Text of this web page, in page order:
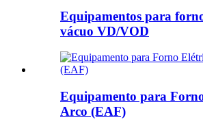
Equipamentos para
vácuo VD/VOD
Equipamento para
Arco (EAF)